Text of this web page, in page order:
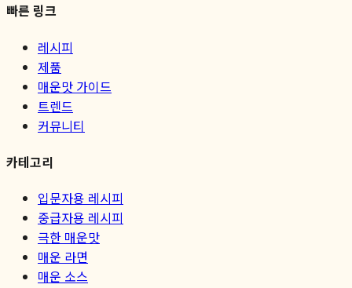
빠른 링크
레시피
제품
매운맛 가이드
트렌드
커뮤니티
카테고리
입문자용 레시피
중급자용 레시피
극한 매운맛
매운 라면
매운 소스